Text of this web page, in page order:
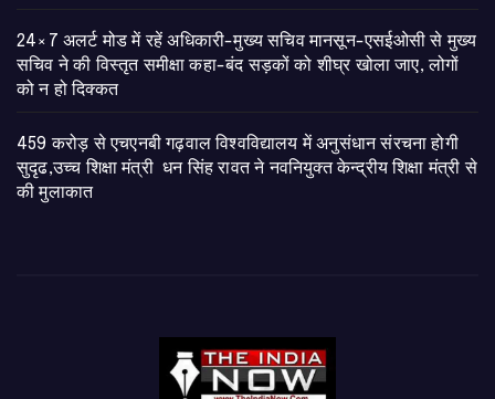
24×7 अलर्ट मोड में रहें अधिकारी-मुख्य सचिव मानसून-एसईओसी से मुख्य
सचिव ने की विस्तृत समीक्षा कहा-बंद सड़कों को शीघ्र खोला जाए, लोगों
को न हो दिक्कत
459 करोड़ से एचएनबी गढ़वाल विश्वविद्यालय में अनुसंधान संरचना होगी
सुदृढ,उच्च शिक्षा मंत्री धन सिंह रावत ने नवनियुक्त केन्द्रीय शिक्षा मंत्री से
की मुलाकात